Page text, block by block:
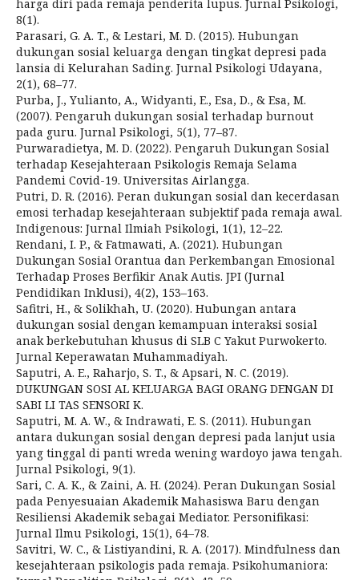
harga diri pada remaja penderita lupus. Jurnal Psikologi,
8(1).
Parasari, G. A. T., & Lestari, M. D. (2015). Hubungan
dukungan sosial keluarga dengan tingkat depresi pada
lansia di Kelurahan Sading. Jurnal Psikologi Udayana,
2(1), 68–77.
Purba, J., Yulianto, A., Widyanti, E., Esa, D., & Esa, M.
(2007). Pengaruh dukungan sosial terhadap burnout
pada guru. Jurnal Psikologi, 5(1), 77–87.
Purwaradietya, M. D. (2022). Pengaruh Dukungan Sosial
terhadap Kesejahteraan Psikologis Remaja Selama
Pandemi Covid-19. Universitas Airlangga.
Putri, D. R. (2016). Peran dukungan sosial dan kecerdasan
emosi terhadap kesejahteraan subjektif pada remaja awal.
Indigenous: Jurnal Ilmiah Psikologi, 1(1), 12–22.
Rendani, I. P., & Fatmawati, A. (2021). Hubungan
Dukungan Sosial Orantua dan Perkembangan Emosional
Terhadap Proses Berfikir Anak Autis. JPI (Jurnal
Pendidikan Inklusi), 4(2), 153–163.
Safitri, H., & Solikhah, U. (2020). Hubungan antara
dukungan sosial dengan kemampuan interaksi sosial
anak berkebutuhan khusus di SLB C Yakut Purwokerto.
Jurnal Keperawatan Muhammadiyah.
Saputri, A. E., Raharjo, S. T., & Apsari, N. C. (2019).
DUKUNGAN SOSI AL KELUARGA BAGI ORANG DENGAN DI
SABI LI TAS SENSORI K.
Saputri, M. A. W., & Indrawati, E. S. (2011). Hubungan
antara dukungan sosial dengan depresi pada lanjut usia
yang tinggal di panti wreda wening wardoyo jawa tengah.
Jurnal Psikologi, 9(1).
Sari, C. A. K., & Zaini, A. H. (2024). Peran Dukungan Sosial
pada Penyesuaian Akademik Mahasiswa Baru dengan
Resiliensi Akademik sebagai Mediator. Personifikasi:
Jurnal Ilmu Psikologi, 15(1), 64–78.
Savitri, W. C., & Listiyandini, R. A. (2017). Mindfulness dan
kesejahteraan psikologis pada remaja. Psikohumaniora: